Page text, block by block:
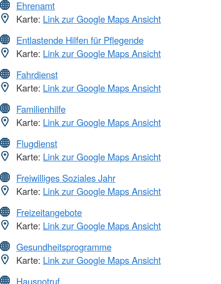
Ehrenamt
Karte: Link zur Google Maps Ansicht
Entlastende Hilfen für Pflegende
Karte: Link zur Google Maps Ansicht
Fahrdienst
Karte: Link zur Google Maps Ansicht
Familienhilfe
Karte: Link zur Google Maps Ansicht
Flugdienst
Karte: Link zur Google Maps Ansicht
Freiwilliges Soziales Jahr
Karte: Link zur Google Maps Ansicht
Freizeitangebote
Karte: Link zur Google Maps Ansicht
Gesundheitsprogramme
Karte: Link zur Google Maps Ansicht
Hausnotruf